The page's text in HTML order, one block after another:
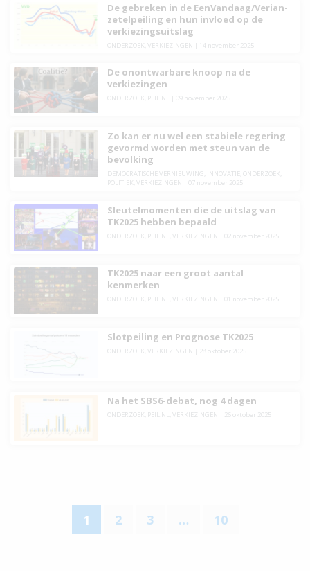
De gebreken in de EenVandaag/Verian-
zetelpeiling en hun invloed op de
verkiezingsuitslag
ONDERZOEK VERKIEZINGEN 14 november 2025
De onontwarbare knoop na de
verkiezingen
ONDERZOEK PEIL.NL 09 november 2025
Zo kan er nu wel een stabiele regering
gevormd worden met steun van de
bevolking
DEMOCRATISCHE VERNIEUWING INNOVATIE ONDERZOEK
POLITIEK
VERKIEZINGEN 07 november 2025
Sleutelmomenten die de uitslag van
TK2025 hebben bepaald
ONDERZOEK PEIL.NL VERKIEZINGEN 02 november 2025
TK2025 naar een groot aantal
kenmerken
ONDERZOEK PEIL.NL VERKIEZINGEN 01 november 2025
Slotpeiling en Prognose TK2025
ONDERZOEK VERKIEZINGEN 28 oktober 2025
Na het SBS6-debat, nog 4 dagen
ONDERZOEK PEIL.NL VERKIEZINGEN 26 oktober 2025
1 2 3 … 10